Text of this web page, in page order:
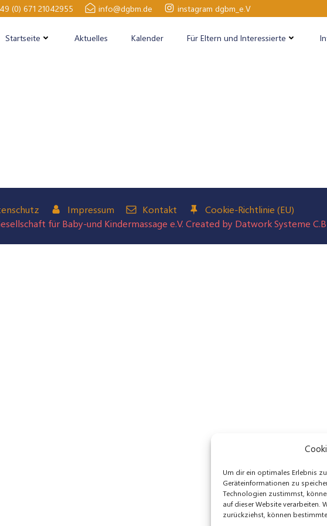
Um dir ein optimales Erlebnis
Geräteinformationen zu
Technologien zustimmst,
auf dieser Website verarbeiten.
zurückziehst, können
(0) 671 21042955 info@dgbm.de instagram dgbm_e.V
Startseite Aktuelles Kalender Für Eltern und Interessierte
Impressum Kontakt
Cookie-Richtlinie (EU)
für Baby-und Kindermassage e.V. Created by Datwork Systeme